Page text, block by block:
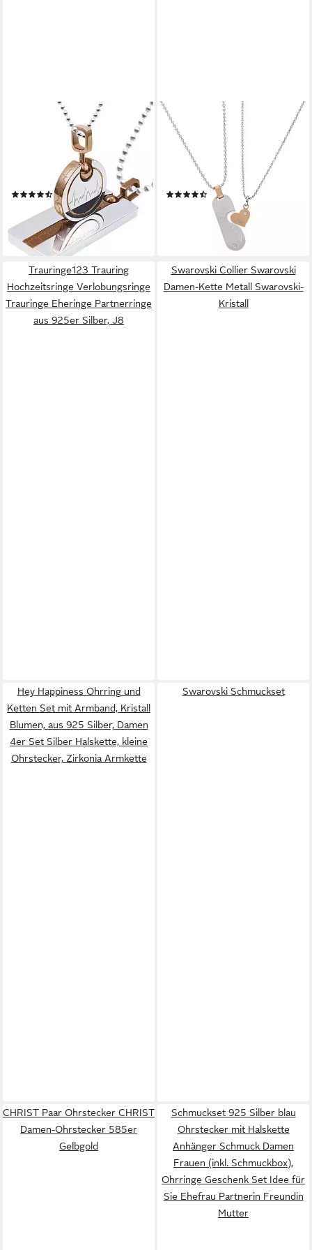
Schmuckset Multipack
Schmuck Geschenk
Halsketten LIEBE (Set, 4-tlg),
2 Ketten mit Anhänger
(191)
65,84 € UVP73,97 €
-11%
lieferbar - in 2-3 Werktagen bei dir
FIRETTI
Schmuckset Multipack
Schmuck Geschenk
Halsketten LIEBE (Set, 4-tlg),
mit Zirkonia (synth)
(34)
UVP 62,30 €
lieferbar - in 2-3 Werktagen bei dir
Trauringe123 Trauring
Hochzeitsringe Verlobungsringe
Trauringe Eheringe Partnerringe
aus 925er Silber, J8
Swarovski Collier Swarovski
Damen-Kette Metall Swarovski-
Kristall
Hey Happiness Ohrring und
Ketten Set mit Armband, Kristall
Blumen, aus 925 Silber, Damen
4er Set Silber Halskette, kleine
Ohrstecker, Zirkonia Armkette
Swarovski Schmuckset
CHRIST Paar Ohrstecker CHRIST
Damen-Ohrstecker 585er
Gelbgold
Schmuckset 925 Silber blau
Ohrstecker mit Halskette
Anhänger Schmuck Damen
Frauen (inkl. Schmuckbox),
Ohrringe Geschenk Set Idee für
Sie Ehefrau Partnerin Freundin
Mutter